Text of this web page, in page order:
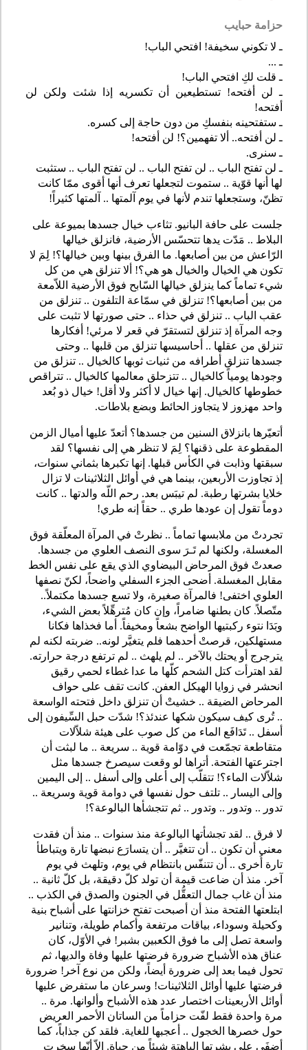
حزامة حبايب
ـ لا تكوني سخيفة! افتحي الباب!
ـ ...
ـ قلت لكِ افتحي الباب!
ـ لن أفتحه! تستطيعين أن تكسريه إذا شئت ولكن لن
أفتحه!
ـ ستفتحينه بنفسكِ من دون حاجة إلى كسره.
ـ لن أفتحه.. ألا تفهمين؟! لن أفتحه!
ـ سنرى.
ـ لن تفتح الباب .. لن تفتح الباب .. لن تفتح الباب .. ستثبت
لها أنها قوّية .. ستموت لتجعلها تعرف أنها أقوى ممّا كانت
تظنّ، وستجعلها تندم لأنها في يوم آلمتها .. آلمتها كثيراً!
جلست على حافة البانيو. تثاءب خيال جسدها بميوعة على
البلاط .. مَدّت يدها تتحسّس الأرضية، فانزلق خيالها
الرّاعش من بين أصابعها. ما الفرق بينها وبين خيالها؟! لِمَ لا
تكون هي الخيال والخيال هو هي؟! ألا تنزلق هي من كل
شيء تماماً كما ينزلق خيالها السّابح فوق الأرضية اللاّمعة
من بين أصابعها؟! تنزلق في سمّاعة التلفون .. تنزلق من
عقب الباب .. تنزلق في حذاء .. حتى صورتها لا تثبت على
وجه المرآة إذ تنزلق لتستقرّ في قعر لا مرئي! أفكارها
تنزلق من عقلها .. أحاسيسها تنزلق من قلبها .. وحتى
جسدها تنزلق أطرافه من ثنيات ثوبها كالخيال .. تنزلق من
وجودها يومياً كالخيال .. تتزحلق معالمها كالخيال .. تتراقص
خطوطها كالخيال. إنها خيال لا أكثر ولا أقل! خيال ذو بُعد
واحد مهزوز لا يتجاوز الحائط وبضع بلاطات.
أتعيّرها بانزلاق السنين من جسدها؟ أتعدّ عليها أميال الزمن
المقطوعة على ذقنها؟ لِمَ لا تنظر هي إلى نفسها؟ لقد
سبقتها وذابت في الكأس قبلها. إنها تكبرها بثماني سنوات،
إذ تجاوزت الأربعين، بينما هي في أوائل الثلاثينات لا تزال
خلايا بشرتها رطبة. لم تيبَس بعد. رحم اللّه والدتها .. كانت
دوماً تقول إن عودها طري .. حقاً إنه طري!
تجردتْ من ملابسها تماماً .. نظرتْ في المرآة المعلّقة فوق
المغسلة، ولكنها لم تَـرَ سوى النصف العلوي من جسدها.
صعدتْ فوق المرحاض البيضاوي الذي يقع على نفس الخط
مقابل المغسلة. أضحى الجزء السفلي واضحاً، لكنّ نصفها
العلوي اختفى! فالمرآة صغيرة، ولا تسع جسدها مكتملاً..
متّصلاً. كان بطنها ضامراً، وإن كان مُترهِّلاً بعض الشيء،
وبَدَا نتوء ركبتيها الواضح بشعاً ومخيفاً. أما فخذاها فكانا
مستهلكين، قرصتْ أحدهما فلم يتغيَّر لونه.. ضربته لكنه لم
يترجرج أو يحتك بالآخر .. لم يلهث .. لم ترتفع درجة حرارته.
لقد اهترأت كتل الشحم كلّها ما عدا غطاء لحمي رقيق
انحشر في زوايا الهيكل العفن. كانت تقف على حواف
المرحاض الضيقة .. خشيتْ أن تنزلق داخل فتحته الواسعة
.. تُرى كيف سيكون شكها عندئذ؟! شدّت حبل السِّيفون إلى
أسفل .. تَدَافَع الماء من كل صوب على هيئة شلاّلات
متقاطعة تجمّعت في دوّامة قوية .. سريعة .. ما لبثت أن
اجترعتها الفتحة. أتراها لو وقعت سيصرخ جسدها مثل
شلاّلات الماء؟! تتقلّب إلى أعلى وإلى أسفل .. إلى اليمين
وإلى اليسار .. تلتف حول نفسها في دوامة قوية وسريعة ..
تدور .. وتدور .. وتدور .. ثم تتجشأها البالوعة؟!
لا فرق .. لقد تجشأتها البالوعة منذ سنوات .. منذ أن فقدت
معنى أن تكون .. أن تتغيَّر .. أن يتسارَع نبضها تارة ويتباطأ
تارة أُخرى .. أن تتنفّس بانتظام في يوم، وتلهث في يوم
آخر. منذ أن ضاعت قيمة أن تولد كلّ دقيقة، بل كلّ ثانية ..
منذ أن غاب جمال التعقُّل في الجنون والصدق في الكذب ..
ابتلعتها الفتحة منذ أن أصبحت تفتح خزانتها على أشباح بنية
وكحيلة وسوداء، بياقات مرتفعة وأكمام طويلة، وتنانير
واسعة تصل إلى ما فوق الكعبين بشبر! في الأوّل، كان
عناق هذه الأشباح ضرورة فرضتها عليها وفاة والديها، ثم
تحول فيما بعد إلى ضرورة أيضاً، ولكن من نوع آخر! ضرورة
فرضتها عليها أوائل الثلاثينات! وسرعان ما ستفرض عليها
أوائل الأربعينات اختصار عدد هذه الأشباح وألوانها. مرة ..
مرة واحدة فقط لفّت حزاماً من الساتان الأحمر العريض
حول خصرها الخجول .. أعجبها للغاية. فلقد كن جذاباً، كما
أضفَى على بشرتها الباهتة شيئاً من حياة. إلاّ أنّها سخرت